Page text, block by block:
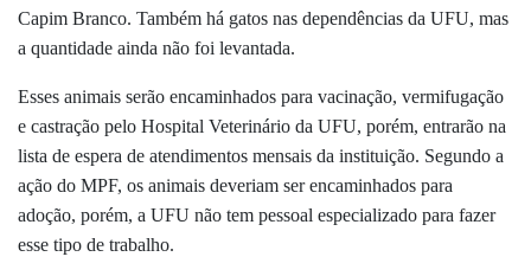
Capim Branco. Também há gatos nas dependências da UFU, mas
a quantidade ainda não foi levantada.
Esses animais serão encaminhados para vacinação, vermifugação
e castração pelo Hospital Veterinário da UFU, porém, entrarão na
lista de espera de atendimentos mensais da instituição. Segundo a
ação do MPF, os animais deveriam ser encaminhados para
adoção, porém, a UFU não tem pessoal especializado para fazer
esse tipo de trabalho.